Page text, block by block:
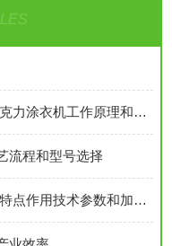
巧克力浸涂机,巧克力涂层设备巧克力涂衣机工作原理和工艺流程技术参数介绍
流程和型号选择
尖窝窝头机,圆窝窝头加工生产线特点作用技术参数和加工流水线产量介绍